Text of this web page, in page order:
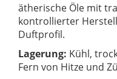
ätherische Öle mit
kontrollierter
Duftprofil.
Lagerung: Kühl,
Fern von Hitze und